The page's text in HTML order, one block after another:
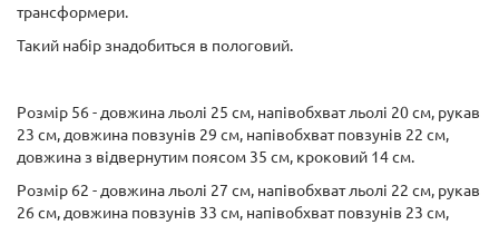
трансформери.
Такий набір знадобиться в пологовий.
Розмір 56 - довжина льолі 25 см, напівобхват льолі 20 см, рукав
23 см, довжина повзунів 29 см, напівобхват повзунів 22 см,
довжина з відвернутим поясом 35 см, кроковий 14 см.
Розмір 62 - довжина льолі 27 см, напівобхват льолі 22 см, рукав
26 см, довжина повзунів 33 см, напівобхват повзунів 23 см,